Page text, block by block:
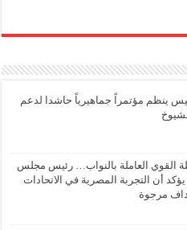
ينظم مؤتمراً جماهيرياً حاشدا لدعم
القوي العاملة بالنواب… رئيس مجلس
أن التجربة المصرية في الاتحادات
مرجوة